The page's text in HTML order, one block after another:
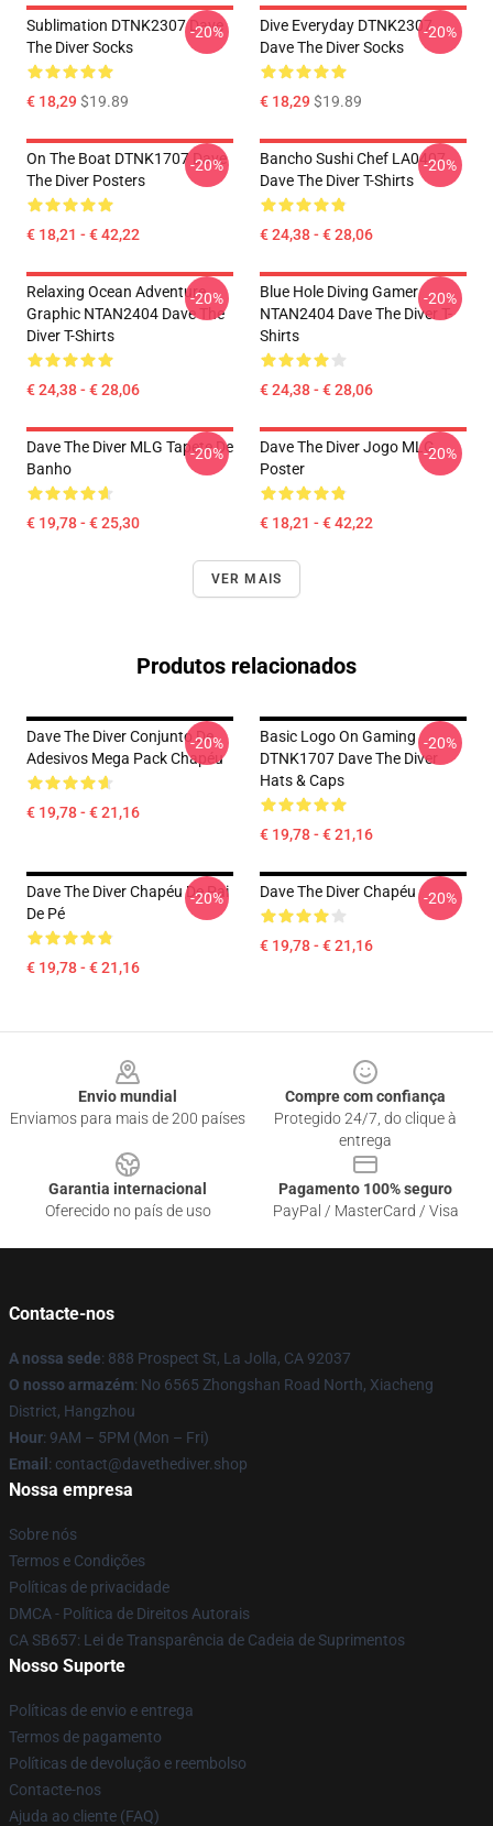
Sublimation DTNK2307 Dave
The Diver Socks
€ 18,29$19.89
-20%
Dive Everyday DTNK2307
Dave The Diver Socks
€ 18,29$19.89
-20%
On The Boat DTNK1707 Dave
The Diver Posters
€ 18,21 - € 42,22
-20%
Bancho Sushi Chef LA0407
Dave The Diver T-Shirts
€ 24,38 - € 28,06
-20%
Relaxing Ocean Adventure
Graphic NTAN2404 Dave The
Diver T-Shirts
€ 24,38 - € 28,06
-20%
Blue Hole Diving Gamer
NTAN2404 Dave The Diver T-
Shirts
€ 24,38 - € 28,06
-20%
Dave The Diver MLG Tapete De
Banho
€ 19,78 - € 25,30
-20%
Dave The Diver Jogo MLG
Poster
€ 18,21 - € 42,22
-20%
VER MAIS
Produtos relacionados
Dave The Diver Conjunto De
Adesivos Mega Pack Chapéu
€ 19,78 - € 21,16
-20%
Basic Logo On Gaming
DTNK1707 Dave The Diver
Hats & Caps
€ 19,78 - € 21,16
-20%
Dave The Diver Chapéu De Pai
De Pé
€ 19,78 - € 21,16
-20% Dave The Diver Chapéu
€ 19,78 - € 21,16
-20%
Envio mundial
Enviamos para mais de 200 países
Compre com confiança
Protegido 24/7, do clique à
entrega
Garantia internacional
Oferecido no país de uso
Pagamento 100% seguro
PayPal / MasterCard / Visa
Contacte-nos
A nossa sede: 888 Prospect St, La Jolla, CA 92037
O nosso armazém: No 6565 Zhongshan Road North, Xiacheng
District, Hangzhou
Hour: 9AM – 5PM (Mon – Fri)
Email : contact@davethediver.shop
Nossa empresa
Sobre nós
Termos e Condições
Políticas de privacidade
DMCA - Política de Direitos Autorais
CA SB657: Lei de Transparência de Cadeia de Suprimentos
Nosso Suporte
Políticas de envio e entrega
Termos de pagamento
Políticas de devolução e reembolso
Contacte-nos
Ajuda ao cliente (FAQ)